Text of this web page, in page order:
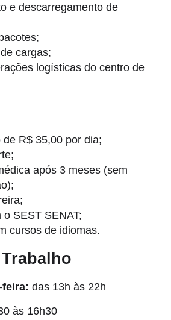
e descarregamento de
cargas;
logísticas do centro de
de R$ 35,00 por dia;
após 3 meses (sem
SEST SENAT;
cursos de idiomas.
feira: das 13h às 22h
às 16h30